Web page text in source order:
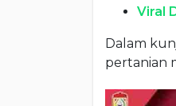
Viral
Dalam
pertanian